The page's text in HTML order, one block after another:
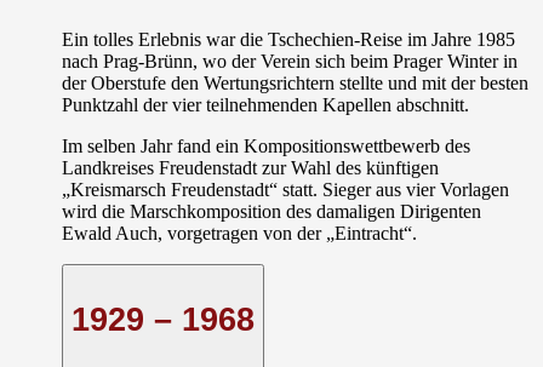
Ein tolles Erlebnis war die Tschechien-Reise im Jahre 1985
nach Prag-Brünn, wo der Verein sich beimPrager Winterin
der Oberstufe den Wertungsrichtern stellte und mit der besten
Punktzahl der vier teilnehmenden Kapellen abschnitt.
Im selben Jahr fand ein Kompositionswettbewerb des
Landkreises Freudenstadt zur Wahl des künftigen
„Kreismarsch Freudenstadt“ statt. Sieger aus vier Vorlagen
wird die Marschkomposition des damaligen Dirigenten
Ewald Auch, vorgetragen von der „Eintracht“.
1929 – 1968